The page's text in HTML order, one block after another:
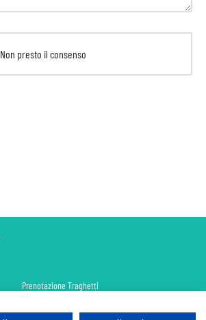
Non presto il consenso
Prenotazione Traghetti